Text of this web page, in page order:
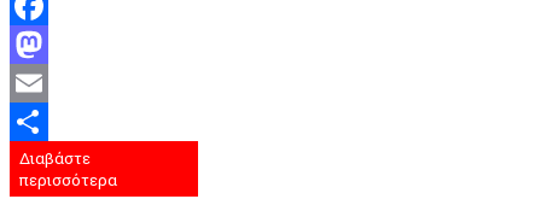
Facebook
Mastodon
Email
Μοιραστείτε
Διαβάστε
περισσότερα